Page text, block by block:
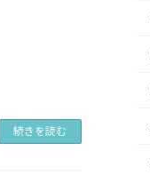
続きを読む